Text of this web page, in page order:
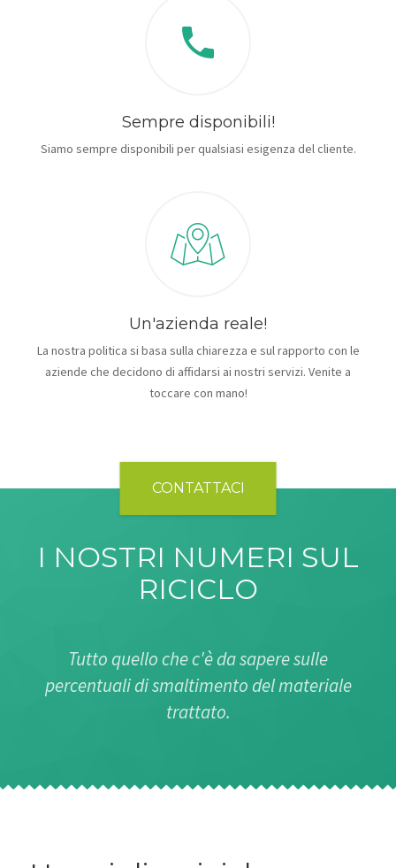
Sempre disponibili!
Siamo sempre disponibili per qualsiasi esigenza del cliente.
Un'azienda reale!
La nostra politica si basa sulla chiarezza e sul rapporto con le
aziende che decidono di affidarsi ai nostri servizi. Venite a
toccare con mano!
CONTATTACI
I NOSTRI NUMERI SUL
RICICLO
Tutto quello che c'è da sapere sulle
percentuali di smaltimento del materiale
trattato.